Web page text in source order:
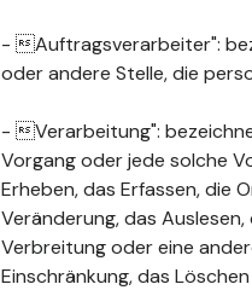
- Auftragsverarbeiter":
oder andere Stelle, die
- Verarbeitung":
Vorgang oder jede solche
Erheben, das Erfassen, die
Veränderung, das
Verbreitung oder eine
Einschränkung, das